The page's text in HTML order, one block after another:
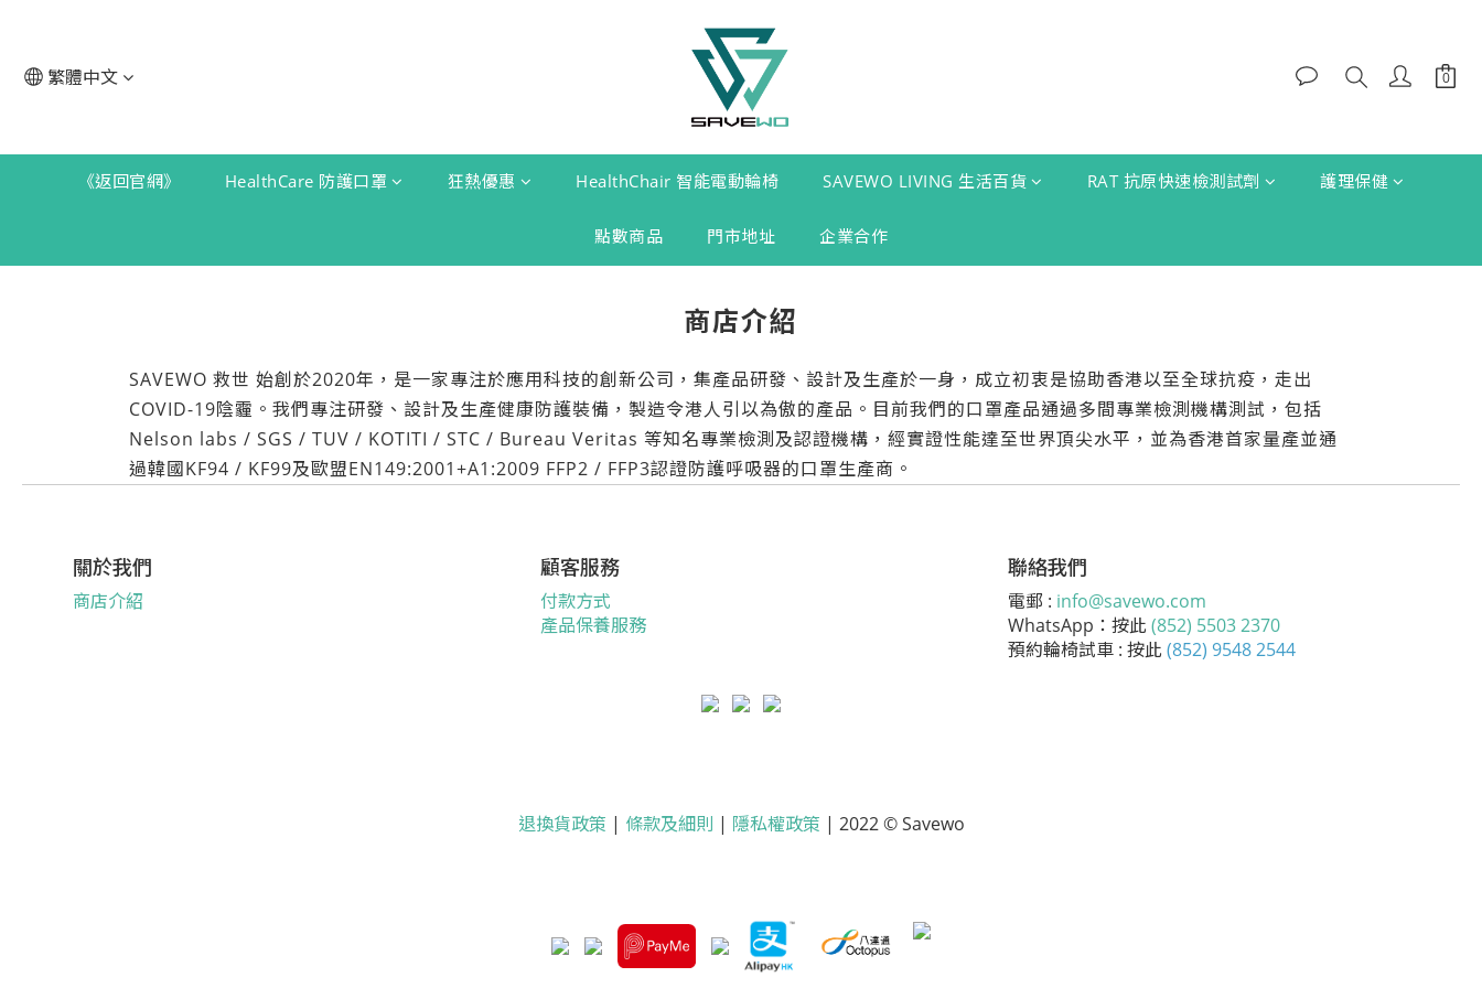
繁體中文
《返回官網》 HealthCare 防護口罩 狂熱優惠 HealthChair 智能電動輪椅 SAVEWO LIVING 生活百貨 RAT 抗原快速檢測試劑 護理保健
點數商品 門市地址 企業合作
商店介紹
SAVEWO 救世 始創於2020年，是一家專注於應用科技的創新公司，集產品研發、設計及生產於一身，成立初衷是協助香港以至全球抗疫，走出
COVID-19陰霾。我們專注研發、設計及生產健康防護裝備，製造令港人引以為傲的產品。目前我們的口罩產品通過多間專業檢測機構測試，包括
Nelson labs / SGS / TUV / KOTITI / STC / Bureau Veritas 等知名專業檢測及認證機構，經實證性能達至世界頂尖水平，並為香港首家量產並通
過韓國KF94 / KF99及歐盟EN149:2001+A1:2009 FFP2 / FFP3認證防護呼吸器的口罩生產商。
關於我們
商店介紹
顧客服務
付款方式
產品保養服務
聯絡我們
電郵 : info@savewo.com
WhatsApp：按此 (852) 5503 2370
預約輪椅試車 : 按此 (852) 9548 2544
退換貨政策 | 條款及細則 | 隱私權政策 | 2022 © Savewo